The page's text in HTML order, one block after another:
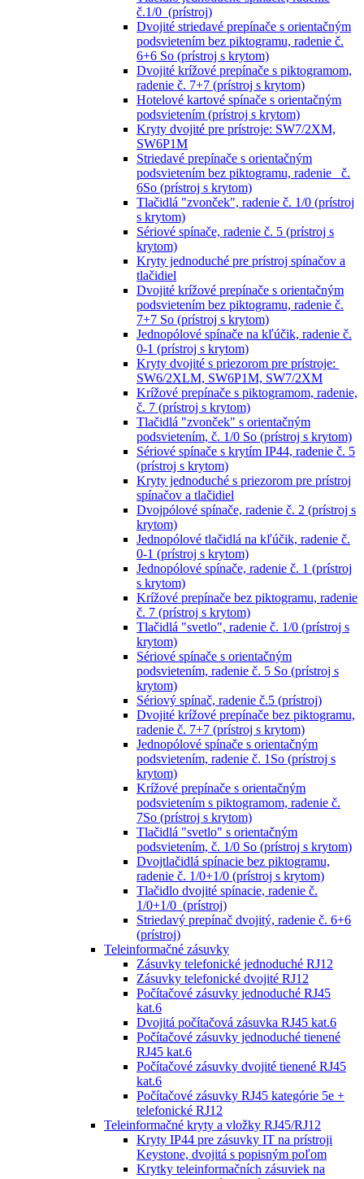
č.1/0 (prístroj)
Dvojité striedavé prepínače s orientačným
podsvietením bez piktogramu, radenie č.
6+6 So (prístroj s krytom)
Dvojité krížové prepínače s piktogramom,
radenie č. 7+7 (prístroj s krytom)
Hotelové kartové spínače s orientačným
podsvietením (prístroj s krytom)
Kryty dvojité pre prístroje: SW7/2XM,
SW6P1M
Striedavé prepínače s orientačným
podsvietením bez piktogramu, radenie č.
6So (prístroj s krytom)
Tlačidlá "zvonček", radenie č. 1/0 (prístroj
s krytom)
Sériové spínače, radenie č. 5 (prístroj s
krytom)
Kryty jednoduché pre prístroj spínačov a
tlačidiel
Dvojité krížové prepínače s orientačným
podsvietením bez piktogramu, radenie č.
7+7 So (prístroj s krytom)
Jednopólové spínače na kľúčik, radenie č.
0-1 (prístroj s krytom)
Kryty dvojité s priezorom pre prístroje:
SW6/2XLM, SW6P1M, SW7/2XM
Krížové prepínače s piktogramom, radenie,
č. 7 (prístroj s krytom)
Tlačidlá "zvonček" s orientačným
podsvietením, č. 1/0 So (prístroj s krytom)
Sériové spínače s krytím IP44, radenie č. 5
(prístroj s krytom)
Kryty jednoduché s priezorom pre prístroj
spínačov a tlačidiel
Dvojpólové spínače, radenie č. 2 (prístroj s
krytom)
Jednopólové tlačidlá na kľúčik, radenie č.
0-1 (prístroj s krytom)
Jednopólové spínače, radenie č. 1 (prístroj
s krytom)
Krížové prepínače bez piktogramu, radenie
č. 7 (prístroj s krytom)
Tlačidlá "svetlo", radenie č. 1/0 (prístroj s
krytom)
Sériové spínače s orientačným
podsvietením, radenie č. 5 So (prístroj s
krytom)
Sériový spínač, radenie č.5 (prístroj)
Dvojité krížové prepínače bez piktogramu,
radenie č. 7+7 (prístroj s krytom)
Jednopólové spínače s orientačným
podsvietením, radenie č. 1So (prístroj s
krytom)
Krížové prepínače s orientačným
podsvietením s piktogramom, radenie č.
7So (prístroj s krytom)
Tlačidlá "svetlo" s orientačným
podsvietením, č. 1/0 So (prístroj s krytom)
Dvojtlačidlá spínacie bez piktogramu,
radenie č. 1/0+1/0 (prístroj s krytom)
Tlačidlo dvojité spínacie, radenie č.
1/0+1/0 (prístroj)
Striedavý prepínač dvojitý, radenie č. 6+6
(prístroj)
Teleinformačné zásuvky
Zásuvky telefonické jednoduché RJ12
Zásuvky telefonické dvojité RJ12
Počítačové zásuvky jednoduché RJ45
kat.6
Dvojitá počítačová zásuvka RJ45 kat.6
Počítačové zásuvky jednoduché tienené
RJ45 kat.6
Počítačové zásuvky dvojité tienené RJ45
kat.6
Počítačové zásuvky RJ45 kategórie 5e +
telefonické RJ12
Teleinformačné kryty a vložky RJ45/RJ12
Kryty IP44 pre zásuvky IT na prístroji
Keystone, dvojitá s popisným poľom
Krytky teleinformačních zásuviek na